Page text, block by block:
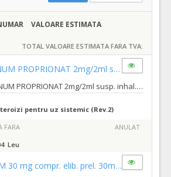
VALOARE ESTIMATA
TOTAL VALOARE ESTIMATA FARA TVA:
2mg/2ml susp. inhal. prin nebulizator 2mg/2ml fiola 2,5ml
Lot 60-FLUTICASONUM PROPRIONAT 2mg/2ml susp. inhal. prin nebulizator 2mg/2ml fiola 2,5ml - pentru cantitati minime si maxime, pret unitar estimat si specificatii tehnice vezi caietul de sarcini si centralizatorul procedurii
pentru uz sistemic (Rev.2)
FARA
Leu
ANULAT
30 mg compr. elib. prel. 30mg cp (LOT-